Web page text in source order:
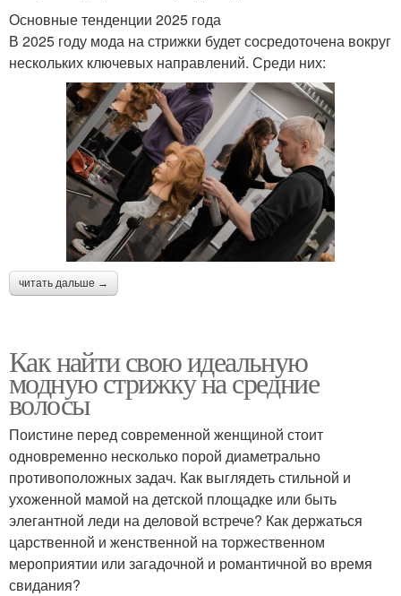
Основные тенденции 2025 года
В 2025 году мода на стрижки будет сосредоточена вокруг
нескольких ключевых направлений. Среди них:
читать дальше →
Как найти свою идеальную
модную стрижку на средние
волосы
Поистине перед современной женщиной стоит
одновременно несколько порой диаметрально
противоположных задач. Как выглядеть стильной и
ухоженной мамой на детской площадке или быть
элегантной леди на деловой встрече? Как держаться
царственной и женственной на торжественном
мероприятии или загадочной и романтичной во время
свидания?